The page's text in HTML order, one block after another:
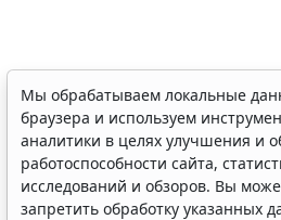
ФНС России
бизнесу о порядке
ликвидации
7 августа 2026 18:16
Мы обрабатываем локальные
браузера и используем
аналитики в целях улучшения и
работоспособности сайта,
исследований и обзоров. Вы
запретить обработку указанных